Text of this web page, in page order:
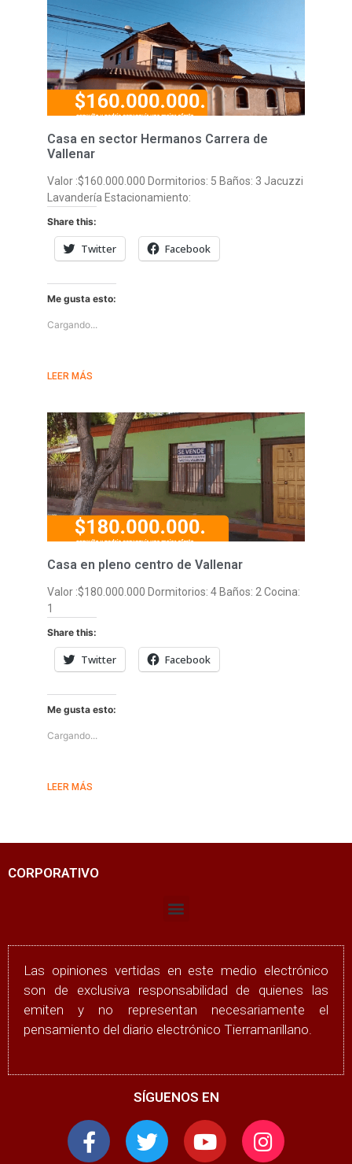
Casa en sector Hermanos Carrera de
Vallenar
Valor :$160.000.000 Dormitorios: 5 Baños: 3 Jacuzzi
Lavandería Estacionamiento:
Share this:
Twitter Facebook
Me gusta esto:
Cargando...
LEER MÁS
Casa en pleno centro de Vallenar
Valor :$180.000.000 Dormitorios: 4 Baños: 2 Cocina:
1
Share this:
Twitter Facebook
Me gusta esto:
Cargando...
LEER MÁS
CORPORATIVO
Las opiniones vertidas en este medio electrónico
son de exclusiva responsabilidad de quienes las
emiten y no representan necesariamente el
pensamiento del diario electrónico Tierramarillano.
SÍGUENOS EN